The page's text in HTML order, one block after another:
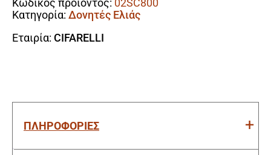
Κωδικός προϊόντος: 02SC800
Κατηγορία: Δονητές Ελιάς
Εταιρία: CIFARELLI
ΠΛΗΡΟΦΟΡΙΕΣ